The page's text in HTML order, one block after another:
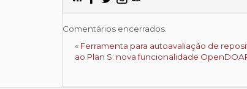
Comentários encerrados.
« Ferramenta para autoavaliação de
ao Plan S: nova funcionalidade